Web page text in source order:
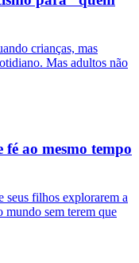
crianças, mas
Mas adultos não
fé ao mesmo tempo
seus filhos explorarem a
mundo sem terem que